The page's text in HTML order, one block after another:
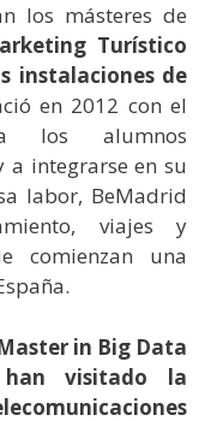
los másteres de
Turístico
instalaciones de
en 2012 con el
los alumnos
a integrarse en su
labor, BeMadrid
viajes y
comienzan una
in Big Data
han visitado la